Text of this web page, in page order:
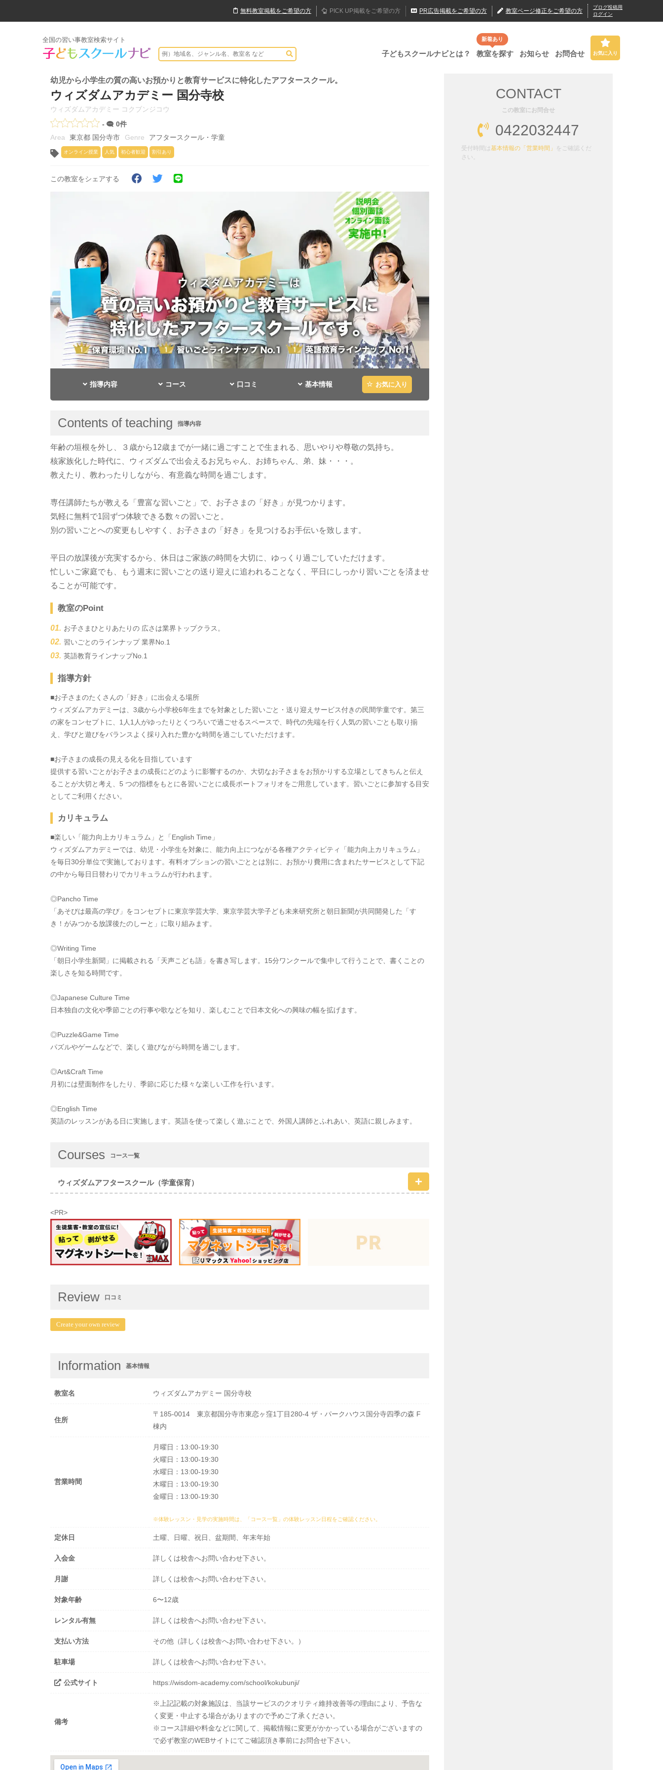
無料教室掲載をご希望の方 PICK UP掲載をご希望の方 PR広告掲載をご希望の方 教室ページ修正をご希望の方
ブログ投稿用
ログイン
全国の習い事教室検索サイト
子どもスクールナビとは？
新着あり
教室を探す お知らせ お問合せ お気に入り
幼児から小学生の質の高いお預かりと教育サービスに特化したアフタースクール。
ウィズダムアカデミー 国分寺校
ウィズダムアカデミー コクブンジコウ
-
0件
東京都 国分寺市
アフタースクール・学童
オンライン授業 人気 初心者歓迎 割引あり
この教室をシェアする
指導内容 コース 口コミ 基本情報 お気に入り
Contents of teaching 指導内容
年齢の垣根を外し、３歳から12歳までが一緒に過ごすことで生まれる、思いやりや尊敬の気持ち。
核家族化した時代に、ウィズダムで出会えるお兄ちゃん、お姉ちゃん、弟、妹・・・。
教えたり、教わったりしながら、有意義な時間を過ごします。
専任講師たちが教える「豊富な習いごと」で、お子さまの「好き」が見つかります。
気軽に無料で1回ずつ体験できる数々の習いごと。
別の習いごとへの変更もしやすく、お子さまの「好き」を見つけるお手伝いを致します。
平日の放課後が充実するから、休日はご家族の時間を大切に、ゆっくり過ごしていただけます。
忙しいご家庭でも、もう週末に習いごとの送り迎えに追われることなく、平日にしっかり習いごとを済ませ
ることが可能です。
教室のPoint
お子さまひとりあたりの 広さは業界トップクラス。
習いごとのラインナップ 業界No.1
英語教育ラインナップNo.1
指導方針
■お子さまのたくさんの「好き」に出会える場所
ウィズダムアカデミーは、3歳から小学校6年生までを対象とした習いごと・送り迎えサービス付きの民間学童です。第三
の家をコンセプトに、1人1人がゆったりとくつろいで過ごせるスペースで、時代の先端を行く人気の習いごとも取り揃
え、学びと遊びをバランスよく採り入れた豊かな時間を過ごしていただけます。
■お子さまの成長の見える化を目指しています
提供する習いごとがお子さまの成長にどのように影響するのか、大切なお子さまをお預かりする立場としてきちんと伝え
ることが大切と考え、5 つの指標をもとに各習いごとに成長ポートフォリオをご用意しています。習いごとに参加する目安
としてご利用ください。
カリキュラム
■楽しい「能力向上カリキュラム」と「English Time」
ウィズダムアカデミーでは、幼児・小学生を対象に、能力向上につながる各種アクティビティ「能力向上カリキュラム」
を毎日30分単位で実施しております。有料オプションの習いごととは別に、お預かり費用に含まれたサービスとして下記
の中から毎日日替わりでカリキュラムが行われます。
◎Pancho Time
「あそびは最高の学び」をコンセプトに東京学芸大学、東京学芸大学子ども未来研究所と朝日新聞が共同開発した「す
き！がみつかる放課後たのしーと」に取り組みます。
◎Writing Time
「朝日小学生新聞」に掲載される「天声こども語」を書き写します。15分ワンクールで集中して行うことで、書くことの
楽しさを知る時間です。
◎Japanese Culture Time
日本独自の文化や季節ごとの行事や歌などを知り、楽しむことで日本文化への興味の幅を拡げます。
◎Puzzle&Game Time
パズルやゲームなどで、楽しく遊びながら時間を過ごします。
◎Art&Craft Time
月初には壁面制作をしたり、季節に応じた様々な楽しい工作を行います。
◎English Time
英語のレッスンがある日に実施します。英語を使って楽しく遊ぶことで、外国人講師とふれあい、英語に親しみます。
Courses コース一覧
ウィズダムアフタースクール（学童保育）
<PR>
Review 口コミ
Create your own review
Information 基本情報
教室名 ウィズダムアカデミー 国分寺校
住所
〒185-0014 東京都国分寺市東恋ヶ窪1丁目280-4 ザ・パークハウス国分寺四季の森 F
棟内
営業時間
月曜日：13:00-19:30
火曜日：13:00-19:30
水曜日：13:00-19:30
木曜日：13:00-19:30
金曜日：13:00-19:30
※体験レッスン・見学の実施時間は、 「コース一覧」の体験レッスン日程をご確認ください。
定休日 土曜、日曜、祝日、盆期間、年末年始
入会金 詳しくは校舎へお問い合わせ下さい。
月謝 詳しくは校舎へお問い合わせ下さい。
対象年齢 6〜12歳
レンタル有無 詳しくは校舎へお問い合わせ下さい。
支払い方法 その他（詳しくは校舎へお問い合わせ下さい。）
駐車場 詳しくは校舎へお問い合わせ下さい。
公式サイト https://wisdom-academy.com/school/kokubunji/
備考
※上記記載の対象施設は、当該サービスのクオリティ維持改善等の理由により、予告な
く変更・中止する場合がありますので予めご了承ください。
※コース詳細や料金などに関して、掲載情報に変更がかかっている場合がございますの
で必ず教室のWEBサイトにてご確認頂き事前にお問合せ下さい。
CONTACT
この教室にお問合せ
0422032447
受付時間は基本情報の「営業時間」
をご確認くだ
さい。